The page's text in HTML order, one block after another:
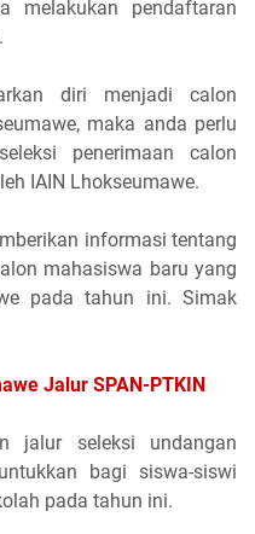
melakukan pendaftaran
diri menjadi calon
maka anda perlu
penerimaan calon
IAIN Lhokseumawe.
informasi tentang
mahasiswa baru yang
pada tahun ini. Simak
Jalur SPAN-PTKIN
jalur seleksi undangan
bagi siswa-siswi
pada tahun ini.